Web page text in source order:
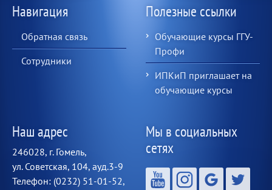
Навигация
Обратная связь
Сотрудники
Полезные ссылки
Обучающие курсы ГГУ-
Профи
ИПКиП приглашает на
обучающие курсы
Наш адрес
246028, г. Гомель,
ул. Советская, 104, ауд.3-9
Телефон: (0232) 51-01-52,
Мы в социальных
сетях